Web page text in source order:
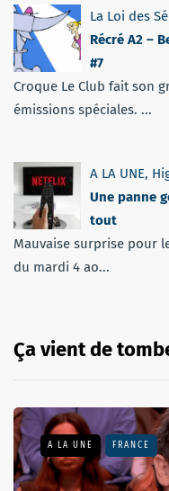
La Loi des
Récré A2 –
#7
Croque Le Club fait son
émissions spéciales. ...
A LA UNE,
Une panne
tout
Mauvaise surprise pour
du mardi 4 ao...
Ça vient de
A LA UNE FRANCE